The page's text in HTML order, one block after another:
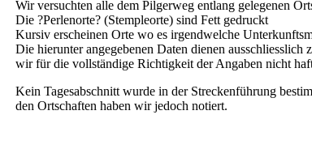
Wir versuchten alle dem Pilgerweg entlang gelegenen
Die ?Perlenorte? (Stempleorte) sind Fett gedruckt
Kursiv erscheinen Orte wo es irgendwelche
Die hierunter angegebenen Daten dienen
wir für die vollständige Richtigkeit der Angaben nicht
Kein Tagesabschnitt wurde in der Streckenführung
den Ortschaften haben wir jedoch notiert.